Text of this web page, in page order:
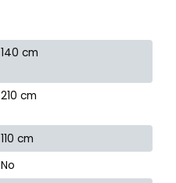
140 cm
210 cm
110 cm
No